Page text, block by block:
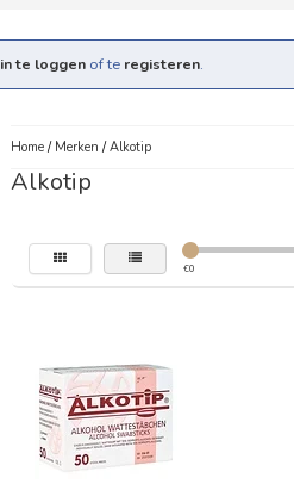
in te loggen of te registeren.
Home/ Merken /Alkotip
Alkotip
€0